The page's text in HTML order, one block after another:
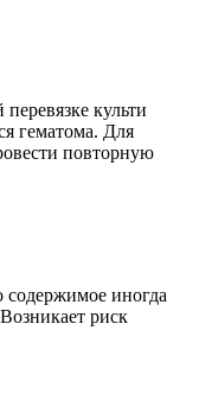
культи
гематома. Для
повторную
содержимое иногда
риск